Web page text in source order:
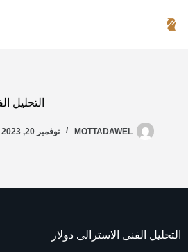
التحليل
MOTTADAWEL نوفمبر 20, 2023
التحليل الفنى الاسترالى دولار